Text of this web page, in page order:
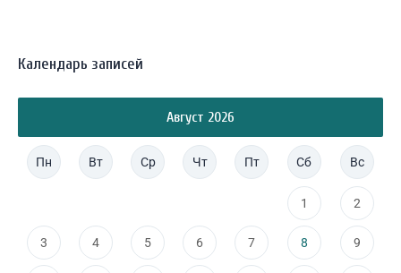
Календарь записей
Август 2026
Пн Вт Ср Чт Пт Сб Вс
1 2
3 4 5 6 7 8 9